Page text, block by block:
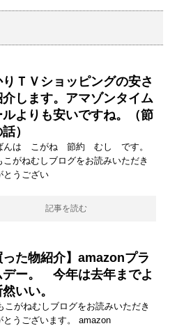
ＴＶショッピングの安さ
介します。アマゾンタイム
ルよりも安いですね。（節
）
んは こがね 節約 むし です。
こがねむしブログをお読みいただき
とうござい
記事を読む
った物紹介】amazonプラ
デー。 今年は去年までよ
いい。
こがねむしブログをお読みいただき
とうございます。 amazon